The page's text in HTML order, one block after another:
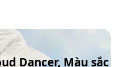
Dancer, Màu sắc